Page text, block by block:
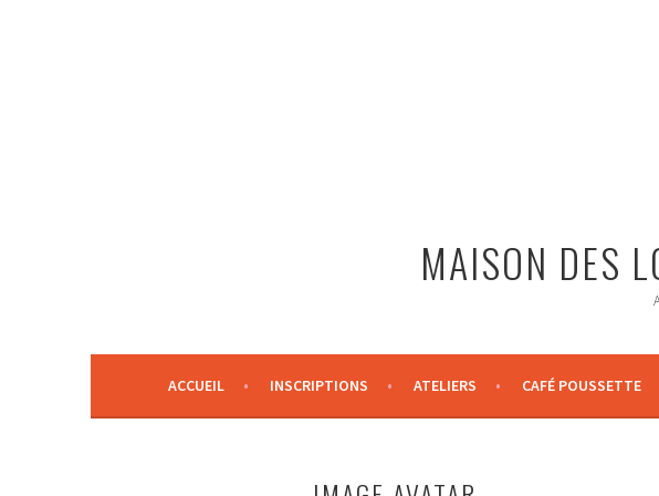
MAISON DES
ACCUEIL INSCRIPTIONS ATELIERS CAFÉ POUSSETTE